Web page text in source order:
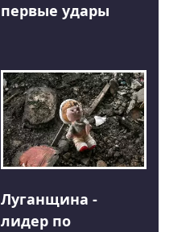
первые удары
Луганщина -
лидер по